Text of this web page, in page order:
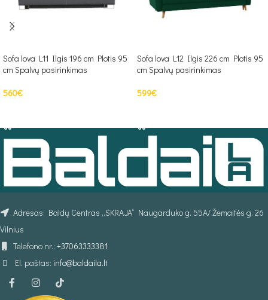
Sofa lova L11 Ilgis 196 cm Plotis 95
cm Spalvų pasirinkimas
560€
Sofa lova L12 Ilgis 226 cm Plotis 95
cm Spalvų pasirinkimas
599€
Adresas: Baldų Centras „SKRAJA“ Naugarduko g. 55A/ Žemaitės g. 26
Vilnius
Telefono nr.: +37063333381
El. paštas: info@baldaila.lt